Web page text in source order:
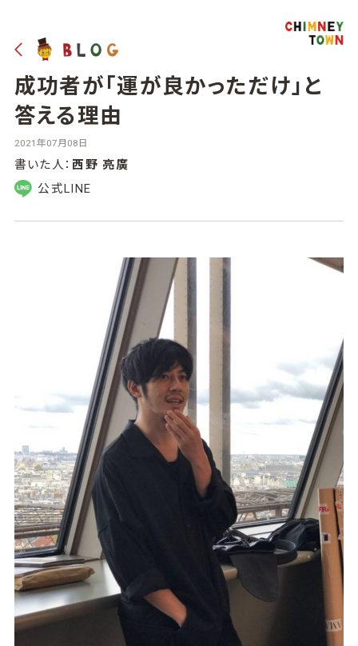
成功者が「運が良かっただけ」と
答える理由
2021年07月08日
書いた人： 西野 亮廣
公式LINE